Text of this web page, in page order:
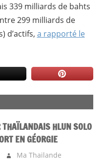
339 milliards de bahts
299 milliards de
d’actifs, a rapporté le
THAÏLANDAIS HLUN SOLO
EN GÉORGIE
Ma Thailande